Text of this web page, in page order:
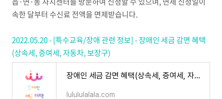
속한 달부터 수신료 전액을 면제받습니다.
2022.05.20 - [특수교육/장애 관련 정보] - 장애인 세금 감면 혜택
(상속세, 증여세, 자동차, 보장구)
장애인 세금 감면 혜택(상속세, 증여세, 자동차, 보장구)
lulululalala.com